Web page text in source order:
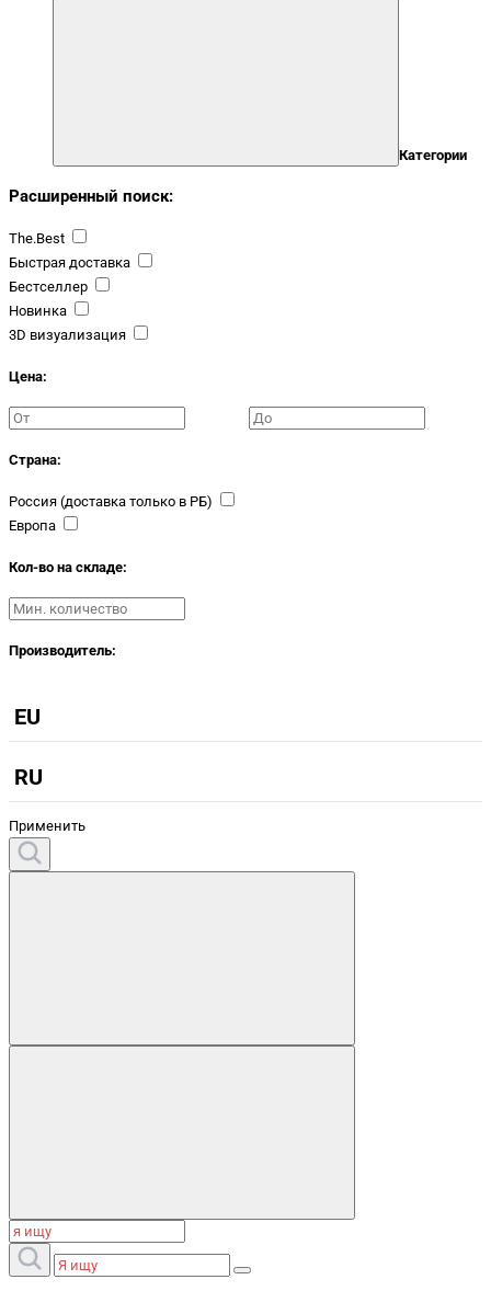
Категории
Расширенный поиск:
The.Best
Быстрая доставка
Бестселлер
Новинка
3D визуализация
Цена:
Страна:
Россия (доставка только в РБ)
Европа
Кол-во на складе:
Производитель:
EU
RU
Применить